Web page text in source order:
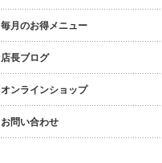
毎月のお得メニュー
店長ブログ
オンラインショップ
お問い合わせ